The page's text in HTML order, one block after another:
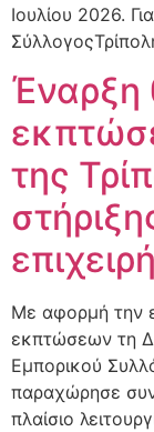
Ιουλίου 2026.
Έναρξη
της
Με αφορμή την
εκπτώσεων τη
Εμπορικού
παραχώρησε
πλαίσιο